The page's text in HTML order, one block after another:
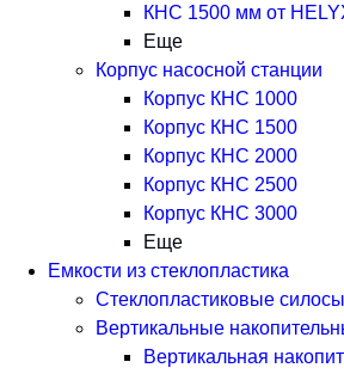
КНС 1500 мм от
Еще
Корпус насосной станции
Корпус КНС 1000
Корпус КНС 1500
Корпус КНС 2000
Корпус КНС 2500
Корпус КНС 3000
Еще
Емкости из стеклопластика
Стеклопластиковые силосы
Вертикальные
Вертикальная